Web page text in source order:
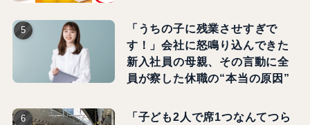
「うちの子に残業させすぎで
す！」会社に怒鳴り込んできた
新入社員の母親、その言動に全
員が察した休職の“本当の原因”
「子ども2人で席1つなんてつら